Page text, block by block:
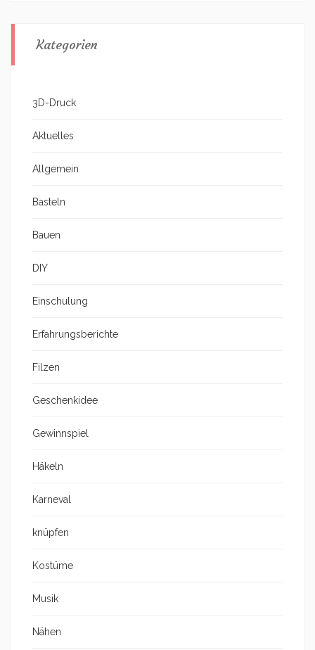
Kategorien
3D-Druck
Aktuelles
Allgemein
Basteln
Bauen
DIY
Einschulung
Erfahrungsberichte
Filzen
Geschenkidee
Gewinnspiel
Häkeln
Karneval
knüpfen
Kostüme
Musik
Nähen